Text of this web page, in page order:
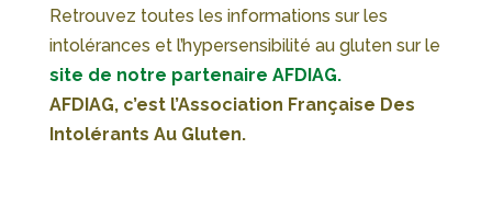
Retrouvez toutes les informations sur les
intolérances et l’hypersensibilité au gluten sur le
site de notre partenaire AFDIAG.
AFDIAG, c’est l’Association Française Des
Intolérants Au Gluten.